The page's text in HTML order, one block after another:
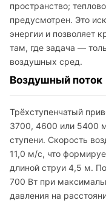
пространство;
предусмотрен. Это
энергии и позволяет
там, где задача —
воздушных сред.
Воздушный поток
Трёхступенчатый
3700, 4600 или 5400
ступени. Скорость
11,0 м/с, что
длиной струи 4,5 м.
700 Вт при
давления на